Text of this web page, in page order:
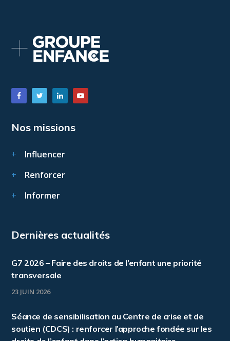
Nos missions
Influencer
Renforcer
Informer
Dernières actualités
G7 2026 – Faire des droits de l’enfant une priorité
transversale
23 JUIN 2026
Séance de sensibilisation au Centre de crise et de
soutien (CDCS) : renforcer l’approche fondée sur les